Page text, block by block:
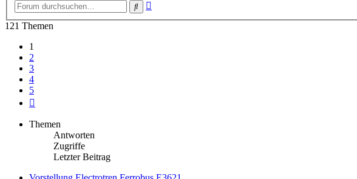
Suche
121 Themen
1
2
3
4
5
Themen
Antworten
Zugriffe
Letzter Beitrag